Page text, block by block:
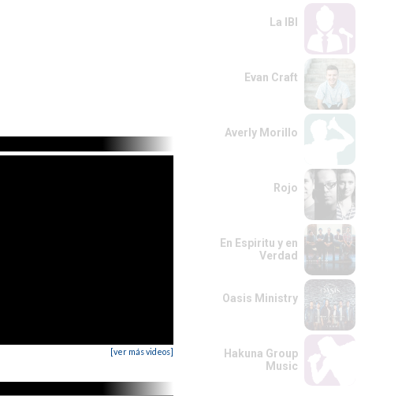
[ver más videos]
La IBI
Evan Craft
Averly Morillo
Rojo
En Espiritu y en
Verdad
Oasis Ministry
Hakuna Group
Music